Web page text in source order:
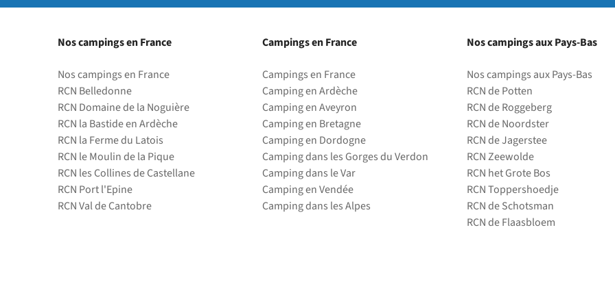
Nos campings en France
Nos campings en France
RCN Belledonne
RCN Domaine de la Noguière
RCN la Bastide en Ardèche
RCN la Ferme du Latois
RCN le Moulin de la Pique
RCN les Collines de Castellane
RCN Port l'Epine
RCN Val de Cantobre
Campings en France
Campings en France
Camping en Ardèche
Camping en Aveyron
Camping en Bretagne
Camping en Dordogne
Camping dans les Gorges du Verdon
Camping dans le Var
Camping en Vendée
Camping dans les Alpes
Nos campings aux Pays-Bas
Nos campings aux Pays-Bas
RCN de Potten
RCN de Roggeberg
RCN de Noordster
RCN de Jagerstee
RCN Zeewolde
RCN het Grote Bos
RCN Toppershoedje
RCN de Schotsman
RCN de Flaasbloem